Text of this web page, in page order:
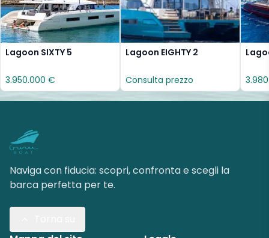
Lagoon SIXTY 5
3.950.000 €
Lagoon EIGHTY 2
Consulta prezzo
Naviga con fiducia: scopri, confronta e scegli la
barca perfetta per te.